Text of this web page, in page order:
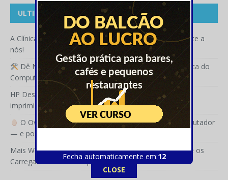
ULTIMOS ARTIGOS
A Clínica do Computador já está no Telegram — junta-te a
nós!
Dê Nova Vida à Sua TV: Reparações DIY com a Clínica do
Computador
HP DeskJet 2923e: a impressora certa para quem quer
imprimir sem complicações
O Ovo de Páscoa Mágico chegou à Clínica do Computador
— e pode ter uma surpresa para si!
Mais Watts Não Significa Mais Rápido: A Verdade Sobre os
Carregadores de Smartphone
Fecha automaticamente em:12
CLOSE